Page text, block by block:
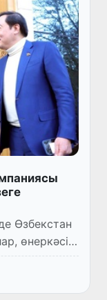
өнеркәсіп